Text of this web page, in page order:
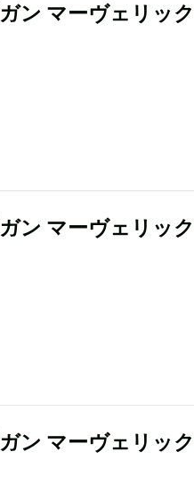
ン マーヴェリッ
ン マーヴェリッ
ン マーヴェリッ